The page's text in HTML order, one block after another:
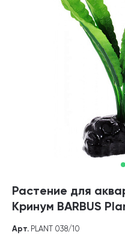
Растение для
Кринум BARBUS
Арт. PLANT 038/10